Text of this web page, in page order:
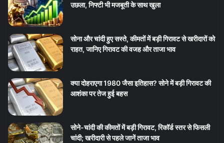
उछला, निफ्टी भी मजबूती के साथ खुला
सोना और चांदी हुए सस्ते, कीमतों में बड़ी गिरावट से खरीदारों को
राहत, जानिए गिरावट की वजह और ताजा भाव
क्या दोहराएगा 1980 जैसा इतिहास? सोने में बड़ी गिरावट की
आशंका पर तेज हुई बहस
सोने-चांदी की कीमतों में बड़ी गिरावट, रिकॉर्ड स्तर से फिसली
चांदी; खरीदारी से पहले जानें ताजा भाव